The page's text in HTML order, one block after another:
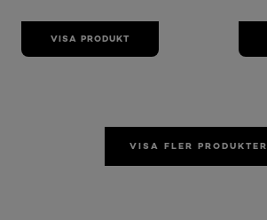
VISA PRODUKT
VISA FLER PRODUKTER